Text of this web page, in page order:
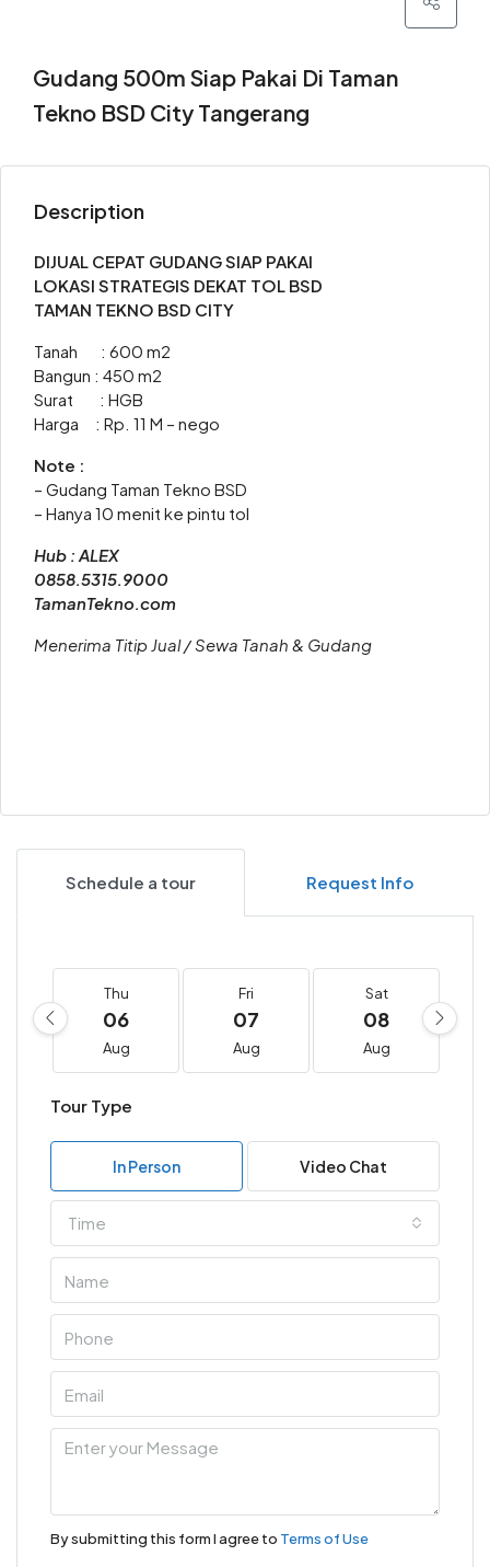
Gudang 500m Siap Pakai Di Taman
Tekno BSD City Tangerang
Description
DIJUAL CEPAT GUDANG SIAP PAKAI
LOKASI STRATEGIS DEKAT TOL BSD
TAMAN TEKNO BSD CITY
Tanah : 600 m2
Bangun : 450 m2
Surat : HGB
Harga : Rp. 11 M – nego
Note :
– Gudang Taman Tekno BSD
– Hanya 10 menit ke pintu tol
Hub : ALEX
0858.5315.9000
TamanTekno.com
Menerima Titip Jual / Sewa Tanah & Gudang
Schedule a tour Request Info
Thu
06
Aug
Fri
07
Aug
Sat
08
Aug
Tour Type
In Person Video Chat
Time
By submitting this form I agree to Terms of Use